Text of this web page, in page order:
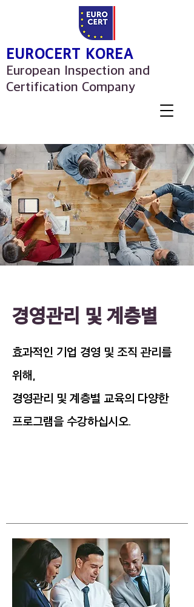
EUROCERT KOREA
European Inspection and
Certification Company
경영관리 및 계층별
효과적인 기업 경영 및 조직 관리를
위해,
경영관리 및 계층별 교육의 다양한
프로그램을 수강하십시오.